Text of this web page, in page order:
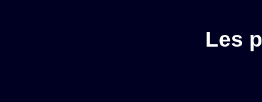
Les